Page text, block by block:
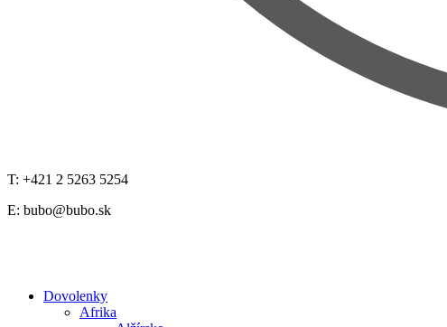
T: +421 2 5263 5254
E: bubo@bubo.sk
Dovolenky
Afrika